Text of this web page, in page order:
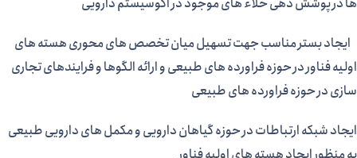
ایجاد بستر مناسب جهت تسهیل میان تخصص های محوری هسته های
اولیه فناور در حوزه فراورده های طبیعی و ارائه الگوها و فرایندهای تجاری
سازی در حوزه فراورده های طبیعی
ایجاد شبکه ارتباطات در حوزه گیاهان دارویی و مکمل های دارویی طبیعی